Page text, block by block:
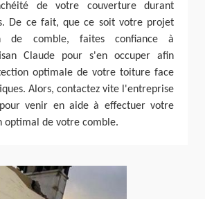
de votre couverture durant
De ce fait, que ce soit votre projet
de comble, faites confiance à
Claude pour s'en occuper afin
optimale de votre toiture face
Alors, contactez vite l'entreprise
venir en aide à effectuer votre
optimal de votre comble.